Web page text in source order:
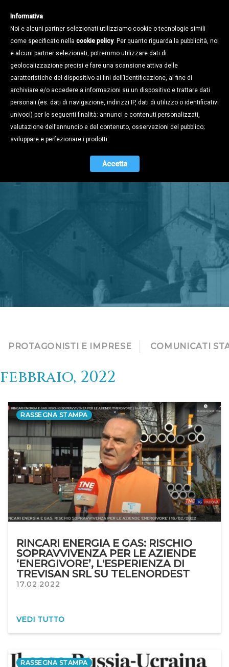
Stampa e
Territorio
PROTAGONISTI E IMPRESE COMUNICATI
febbraio, 2022
RASSEGNA STAMPA
RINCARI ENERGIA E GAS: RISCHIO
SOPRAVVIVENZA PER LE AZIENDE
‘ENERGIVORE’, L'ESPERIENZA DI
TREVISAN SRL SU TELENORDEST
17.02.2022
VEDI TUTTO
RASSEGNA STAMPA
Informativa
Noi e alcuni partner selezionati utilizziamo cookie o tecnologie simili
come specificato nella cookie policy. Per quanto riguarda la pubblicità, noi
e alcuni partner selezionati, potremmo utilizzare dati di
geolocalizzazione precisi e fare una scansione attiva delle
caratteristiche del dispositivo ai fini dell’identificazione, al fine di
archiviare e/o accedere a informazioni su un dispositivo e trattare dati
personali (es. dati di navigazione, indirizzi IP, dati di utilizzo o identificativi
univoci) per le seguenti finalità: annunci e contenuti personalizzati,
valutazione dell’annuncio e del contenuto, osservazioni del pubblico;
sviluppare e perfezionare i prodotti.
Accetta